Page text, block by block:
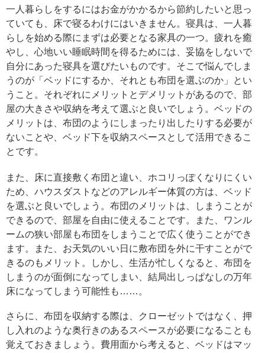
一人暮らしをするにはお金がかかるから節約したいと思っ
ていても、床で寝るわけにはいきません。寝具は、一人暮
らしを始める際にまずは必要となる家具の一つ。疲れを癒
やし、心地いい睡眠時間を得るためには、妥協をしないで
自分にあった寝具を選びたいものです。そこで悩んでしま
うのが「ベッドにするか、それとも布団を選ぶのか」とい
うこと。それぞれにメリットとデメリットがあるので、部
屋の大きさや収納を考えて選ぶと良いでしょう。ベッドの
メリットは、布団のようにしまったり出したりする必要が
ないことや、ベッド下を収納スペースとして活用できるこ
とです。
また、床に直接敷く布団と違い、ホコリっぽくなりにくい
ため、ハウスダストなどのアレルギー体質の方は、ベッド
を選ぶと良いでしょう。布団のメリットは、しまうことが
できるので、部屋を自由に使えることです。また、ワンル
ームの狭い部屋も布団をしまうことで広く使うことができ
ます。また、お天気のいい日に敷布団を外に干すことがで
きるのもメリット。しかし、生活が忙しくなると、布団を
しまうのが面倒になってしまい、結局出しっぱなしの万年
床になってしまう可能性も……。
さらに、布団を収納する際は、クローゼットではなく、押
し入れのような奥行きのあるスペースが必要になることも
覚えておきましょう。費用面から考えると、ベッドはマッ